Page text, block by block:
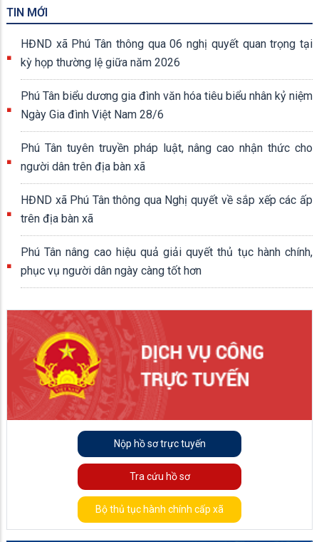
TIN MỚI
HĐND xã Phú Tân thông qua 06 nghị quyết quan trọng tại
kỳ họp thường lệ giữa năm 2026
Phú Tân biểu dương gia đình văn hóa tiêu biểu nhân kỷ niệm
Ngày Gia đình Việt Nam 28/6
Phú Tân tuyên truyền pháp luật, nâng cao nhận thức cho
người dân trên địa bàn xã
HĐND xã Phú Tân thông qua Nghị quyết về sắp xếp các ấp
trên địa bàn xã
Phú Tân nâng cao hiệu quả giải quyết thủ tục hành chính,
phục vụ người dân ngày càng tốt hơn
Nộp hồ sơ trực tuyến
Tra cứu hồ sơ
Bộ thủ tục hành chính cấp xã